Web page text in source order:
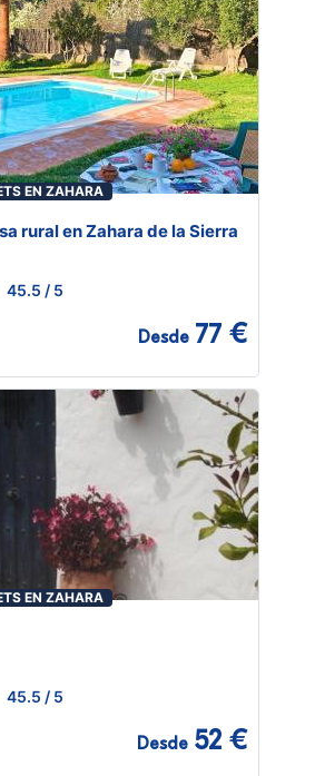
EN ZAHARA
rural en Zahara de la Sierra
45.5 / 5
Desde 77 €
EN ZAHARA
45.5 / 5
Desde 52 €